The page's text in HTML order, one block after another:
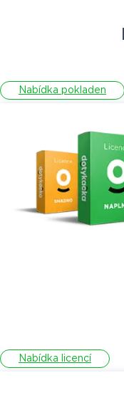
Nabídka pokladen
Nabídka licencí